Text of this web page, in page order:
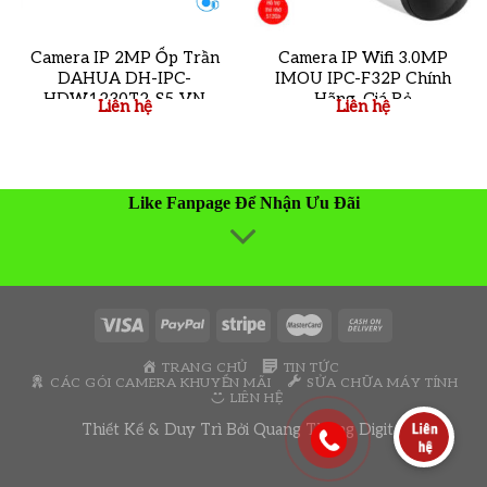
Camera IP 2MP Ốp Trần
DAHUA DH-IPC-
HDW1230T2-S5-VN
Liên hệ
Camera IP Wifi 3.0MP
IMOU IPC-F32P Chính
Hãng, Giá Rẻ
Liên hệ
Like Fanpage Để Nhận Ưu Đãi
TRANG CHỦ
TIN TỨC
CÁC GÓI CAMERA KHUYẾN MÃI
SỬA CHỮA MÁY TÍNH
LIÊN HỆ
Thiết Kế & Duy Trì Bởi Quang Thông Digital